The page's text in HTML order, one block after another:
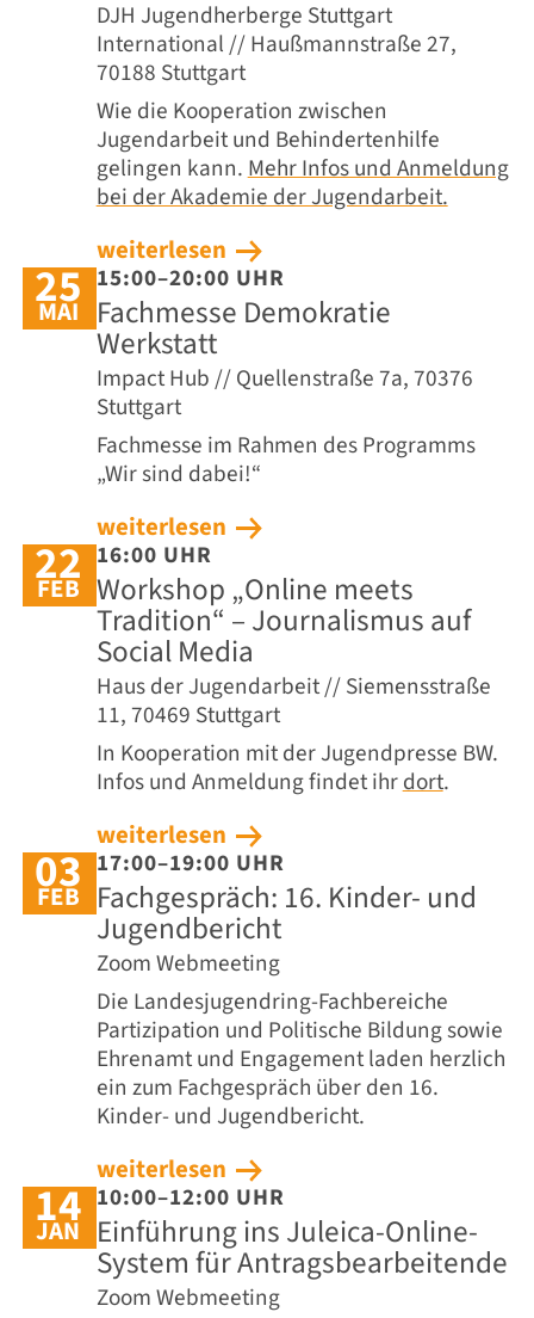
DJH Jugendherberge Stuttgart
International // Haußmannstraße 27,
70188 Stuttgart
Wie die Kooperation zwischen
Jugendarbeit und Behindertenhilfe
gelingen kann.Mehr Infos und Anmeldung
bei der Akademie der Jugendarbeit.
weiterlesen
25
MAI
15:00–20:00 UHR
Fachmesse Demokratie
Werkstatt
Impact Hub // Quellenstraße 7a, 70376
Stuttgart
Fachmesse im Rahmen des Programms
„Wir sind dabei!“
weiterlesen
22
FEB
16:00 UHR
Workshop „Online meets
Tradition“ – Journalismus auf
Social Media
Haus der Jugendarbeit // Siemensstraße
11, 70469 Stuttgart
In Kooperation mit der Jugendpresse BW.
Infos und Anmeldung findet ihrdort.
weiterlesen
03
FEB
17:00–19:00 UHR
Fachgespräch: 16. Kinder- und
Jugendbericht
Zoom Webmeeting
Die Landesjugendring-Fachbereiche
Partizipation und Politische Bildung sowie
Ehrenamt und Engagement laden herzlich
ein zum Fachgespräch über den 16.
Kinder- und Jugendbericht.
weiterlesen
14
JAN
10:00–12:00 UHR
Einführung ins Juleica-Online-
System für Antragsbearbeitende
Zoom Webmeeting